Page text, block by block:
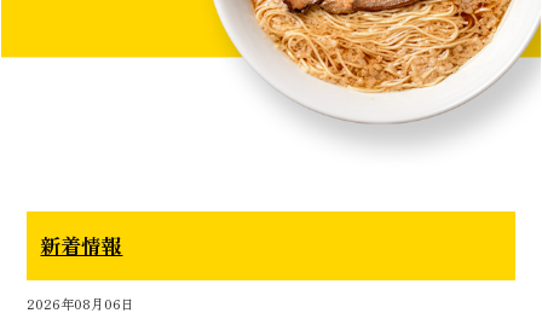
新着情報
2026年08月06日